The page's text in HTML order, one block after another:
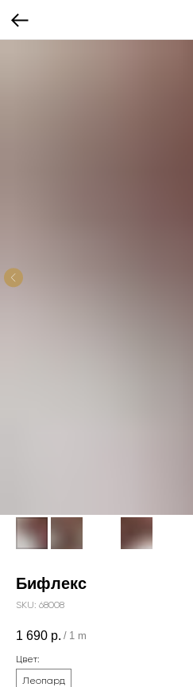
Бифлекс
SKU: 68008
1 690 р. / 1 m
Цвет:
Леопард